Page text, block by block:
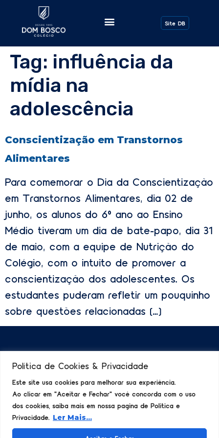
Política de Cookies & Privacidade
Este site usa cookies para melhorar sua experiência.
Ao clicar em "Aceitar e Fechar" você concorda com o uso
dos cookies, saiba mais em nossa pagina de Politica e
Privacidade. Ler Mais...
Site DB
Tag: influência da
mídia na
adolescência
Conscientização em Transtornos
Alimentares
Para comemorar o Dia da Conscientização
em Transtornos Alimentares, dia 02 de
junho, os alunos do 6º ano ao Ensino
Médio tiveram um dia de bate-papo, dia 31
de maio, com a equipe de Nutrição do
Colégio, com o intuito de promover a
conscientização dos adolescentes. Os
estudantes puderam refletir um pouquinho
sobre questões relacionadas […]
Categorias
Atividades
Acontece
Artigos
Todos
Rápida
Home
Todos os
Posts
Ir para o
Site
Politica de
Cookies
Privacidade
(11) 2232-
3232
Direto por
WhatsApp!